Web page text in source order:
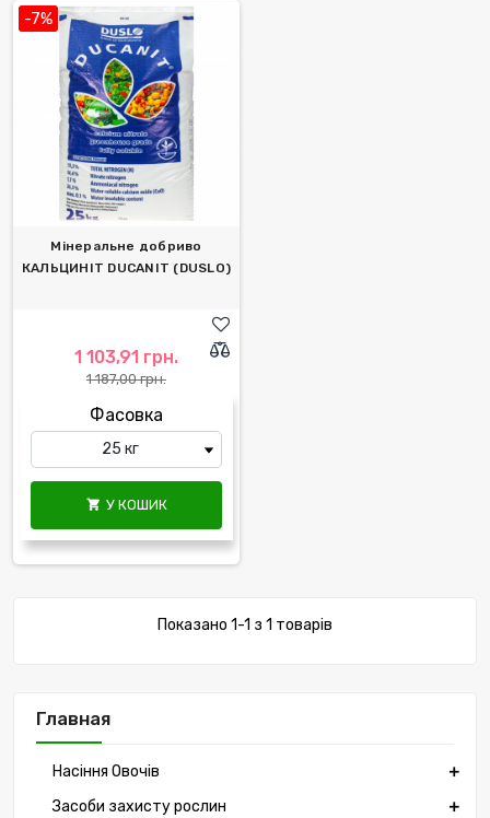
Главная
Насіння Овочів
Засоби захисту рослин
-7%
Мінеральне добриво
КАЛЬЦИНІТ DUCANIT (DUSLO)
1 103,91 грн.
1 187,00 грн.
Фасовка
 У КОШИК
Показано 1-1 з 1 товарів